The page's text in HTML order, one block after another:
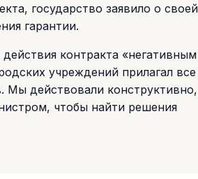
государство заявило о своей
гарантии.
контракта «негативным
учреждений прилагал все
Мы действовали конструктивно,
чтобы найти решения